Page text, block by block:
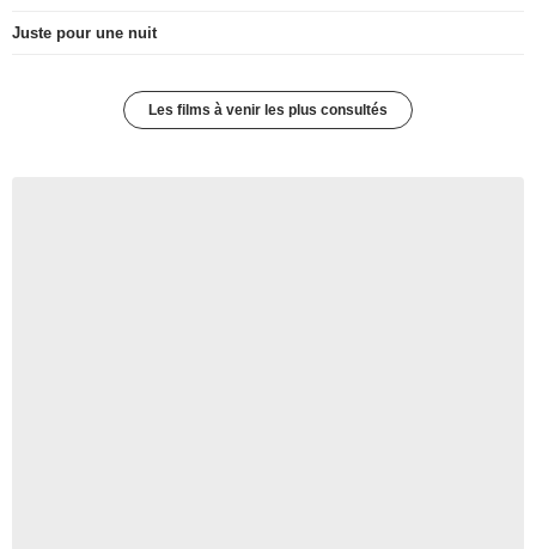
Juste pour une nuit
Les films à venir les plus consultés